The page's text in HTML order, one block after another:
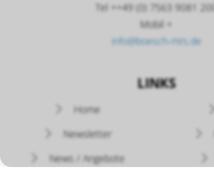
Tel ++49 (0) 7563 9081 200
Mobil +
info@boesch-mrs.de
LINKS
überspringen
Home
Newsletter
News / Angebote